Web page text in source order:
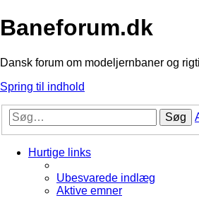
Baneforum.dk
Dansk forum om modeljernbaner og
Spring til indhold
Søg
Hurtige links
Ubesvarede indlæg
Aktive emner